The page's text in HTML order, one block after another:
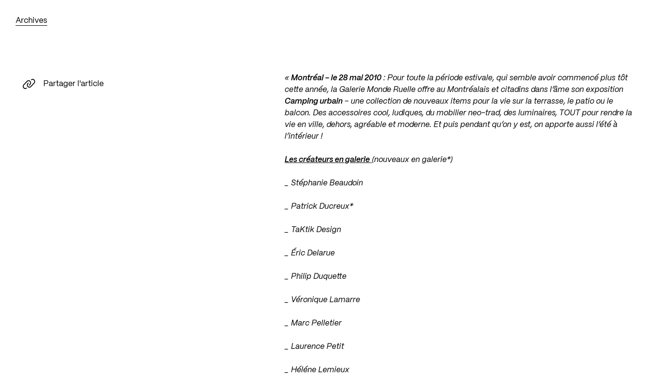
Archives
«Montréal – le 28 mai 2010 : Pour toute la période estivale, qui semble avoir commencé plus tôt
cette année, la Galerie Monde Ruelle offre au Montréalais et citadins dans l’âme son exposition
Camping urbain – une collection de nouveaux items pour la vie sur la terrasse, le patio ou le
balcon. Des accessoires cool, ludiques, du mobilier neo-trad, des luminaires, TOUT pour rendre la
vie en ville, dehors, agréable et moderne. Et puis pendant qu’on y est, on apporte aussi l’été à
l’intérieur !
Les créateurs en galerie (nouveaux en galerie*)
_ Stéphanie Beaudoin
_ Patrick Ducreux*
_ TaKtik Design
_ Éric Delarue
_ Philip Duquette
_ Véronique Lamarre
_ Marc Pelletier
_ Laurence Petit
_ Héléne Lemieux
Partager l'article